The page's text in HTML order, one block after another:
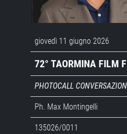
giovedì 11 giugno 2026
72° TAORMINA FILM
PHOTOCALL
Ph. Max Montingelli
135026/0011